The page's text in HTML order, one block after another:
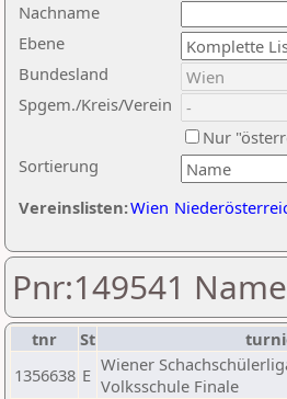
Nachname
Ebene
Sortierung
Bundesland
Spgem./Kreis/Verein
Nur
Vereinslisten:Wien
Pnr:149541
tnr St
1356638 E Wiener
Volksschule Finale